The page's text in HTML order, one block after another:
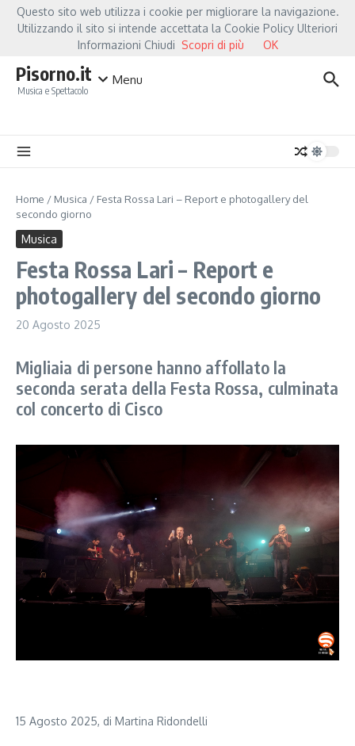
Salta al contenuto
Hot NewsFiorella Mannoia, a Capannori nasce “Anime Salve”: la data zero è un
Pisorno.it
Musica e Spettacolo
Menu
Home / Musica / Festa Rossa Lari – Report e photogallery del
secondo giorno
Musica
Festa Rossa Lari – Report e
photogallery del secondo giorno
20 Agosto 2025
Migliaia di persone hanno affollato la
seconda serata della Festa Rossa, culminata
col concerto di Cisco
15 Agosto 2025, di Martina Ridondelli
Questo sito web utilizza i cookie per migliorare la navigazione.
Utilizzando il sito si intende accettata la Cookie Policy Ulteriori
Informazioni Chiudi Scopri di più OK